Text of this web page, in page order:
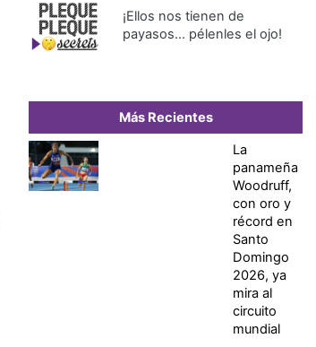
¡Ellos nos tienen de
payasos… pélenles el ojo!
Más Recientes
La
panameña
Woodruff,
con oro y
récord en
Santo
Domingo
2026, ya
mira al
circuito
mundial